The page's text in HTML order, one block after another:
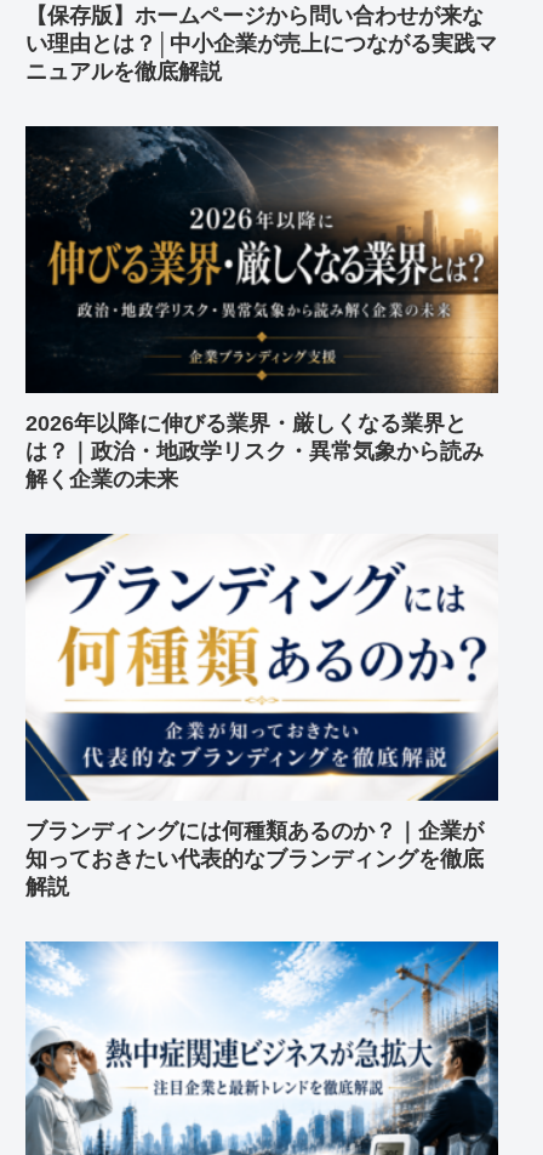
【保存版】ホームページから問い合わせが来な
い理由とは？│中小企業が売上につながる実践マ
ニュアルを徹底解説
2026年以降に伸びる業界・厳しくなる業界と
は？｜政治・地政学リスク・異常気象から読み
解く企業の未来
ブランディングには何種類あるのか？｜企業が
知っておきたい代表的なブランディングを徹底
解説